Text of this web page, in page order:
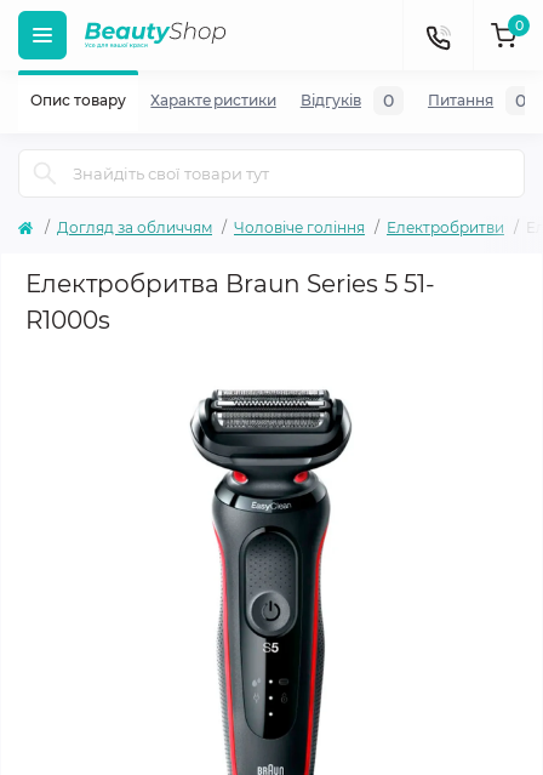
0
Догляд за обличчям Чоловіче гоління Електробритви
Електробритва Braun Series 5 51-
R1000s
Опис товару Характеристики Відгуків 0 Питання 0